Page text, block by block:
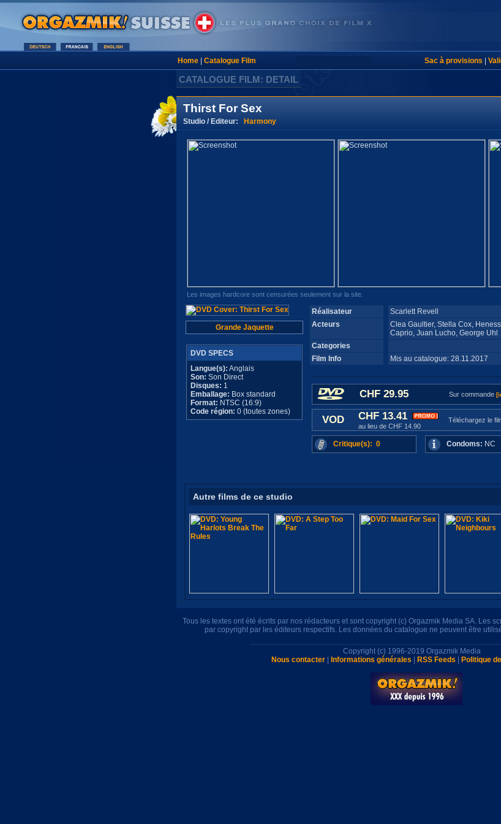
Home| Catalogue Film Sac à provisions
CATALOGUE FILM: DETAIL
Thirst For Sex
Studio / Editeur: Harmony
Les images hardcore sont censurées seulement sur la site.
Grande Jaquette
DVD SPECS
Langue(s): Anglais
Son: Son Direct
Disques: 1
Emballage: Box standard
Format: NTSC (16:9)
Code région: 0 (toutes zones)
Réalisateur
Scarlett Revell
Acteurs
Clea Gaultier, Stella Cox,
Caprio, Juan Lucho, George Uhl
Categories
Film Info
Mis au catalogue: 28.11.2017
CHF 29.95 Sur commande
VOD CHF 13.41
au lieu de CHF 14.90
Téléchargez le
Critique(s): 0 Condoms: NC
Autre films de ce studio
Tous les textes ont été écrits par nos rédacteurs et sont copyright (c) Orgazmik Media SA. Les
par copyright par les éditeurs respectifs. Les données du catalogue ne peuvent être
Copyright (c) 1996-2019 Orgazmik Media
Nous contacter| Informations générales RSS Feeds Politique